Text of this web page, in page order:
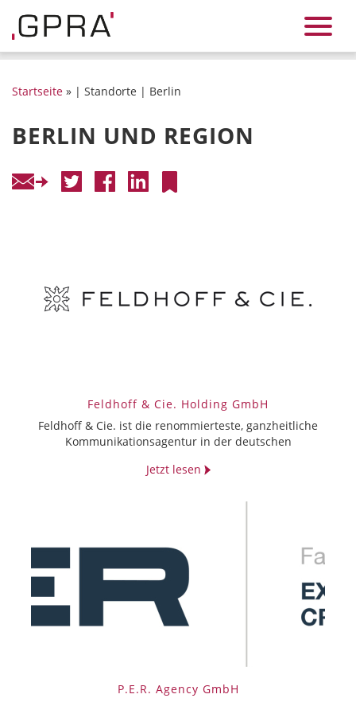
Startseite » | Standorte | Berlin
BERLIN UND REGION
Feldhoff & Cie. Holding GmbH
Feldhoff & Cie. ist die renommierteste, ganzheitliche
Kommunikationsagentur in der deutschen
Jetzt lesen
P.E.R. Agency GmbH